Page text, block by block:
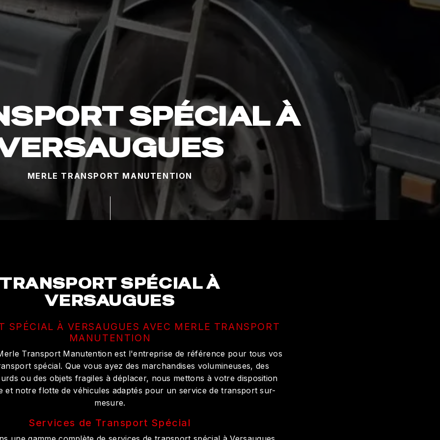
SPÉCIAL À
MERLE TRANSPORT MANUTENTION
TRANSPORT SPÉCIAL À
VERSAUGUES
SPÉCIAL À VERSAUGUES AVEC MERLE TRANSPORT
MANUTENTION
Transport Manutention est l'entreprise de référence pour tous vos
spécial. Que vous ayez des marchandises volumineuses, des
ou des objets fragiles à déplacer, nous mettons à votre disposition
et notre flotte de véhicules adaptés pour un service de transport sur-
mesure.
Services de Transport Spécial